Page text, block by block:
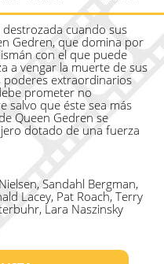
cuando sus
Gedren, que domina por
con el que puede
a vengar la muerte de sus
poderes extraordinarios
prometer no
salvo que éste sea más
Queen Gedren se
dotado de una fuerza
Sandahl Bergman,
Lacey, Pat Roach, Terry
Lara Naszinsky